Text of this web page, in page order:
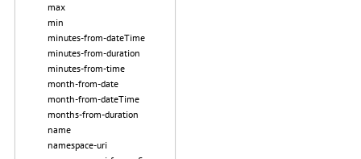
max
min
minutes-from-dateTime
minutes-from-duration
minutes-from-time
month-from-date
month-from-dateTime
months-from-duration
name
namespace-uri